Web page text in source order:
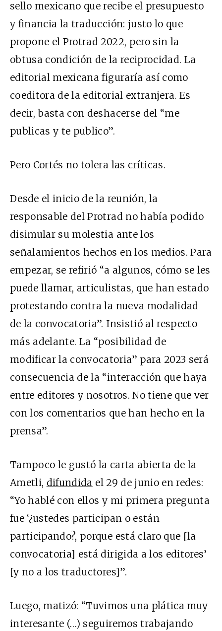
sello mexicano que recibe el presupuesto
y financia la traducción: justo lo que
propone el Protrad 2022, pero sin la
obtusa condición de la reciprocidad. La
editorial mexicana figuraría así como
coeditora de la editorial extranjera. Es
decir, basta con deshacerse del “me
publicas y te publico”.
Pero Cortés no tolera las críticas.
Desde el inicio de la reunión, la
responsable del Protrad no había podido
disimular su molestia ante los
señalamientos hechos en los medios. Para
empezar, se refirió “a algunos, cómo se les
puede llamar, articulistas, que han estado
protestando contra la nueva modalidad
de la convocatoria”. Insistió al respecto
más adelante. La “posibilidad de
modificar la convocatoria” para 2023 será
consecuencia de la “interacción que haya
entre editores y nosotros. No tiene que ver
con los comentarios que han hecho en la
prensa”.
Tampoco le gustó la carta abierta de la
Ametli, difundida el 29 de junio en redes:
“Yo hablé con ellos y mi primera pregunta
fue ‘¿ustedes participan o están
participando?, porque está claro que [la
convocatoria] está dirigida a los editores’
[y no a los traductores]”.
Luego, matizó: “Tuvimos una plática muy
interesante (…) seguiremos trabajando